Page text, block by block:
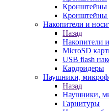
Кронштейны
Кронштейны
Накопители и
Назад
Накопители
MicroSD
USB flash
Кардридеры
Наушники,
Назад
Наушники,
Гарнитуры